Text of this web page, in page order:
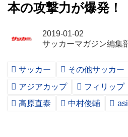
本の攻撃力が爆発！
2019-01-02
サッカーマガジン編集
サッカー その他サッカー
アジアカップ
フィリップ
高原直泰
中村俊輔